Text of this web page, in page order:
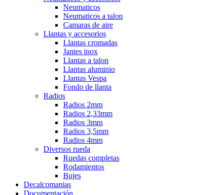
Neumaticos
Neumaticos a talon
Camaras de aire
Llantas y accesorios
Llantas cromadas
Jantes inox
Llantas a talon
Llantas aluminio
Llantas Vespa
Fondo de llanta
Radios
Radios 2mm
Radios 2,33mm
Radios 3mm
Radios 3,5mm
Radios 4mm
Diversos rueda
Ruedas completas
Rodamientos
Bujes
Decalcomanias
Documentación